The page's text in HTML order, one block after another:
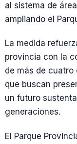
al sistema de
ampliando el
La medida
provincia con la
de más de cuatro
que buscan
un futuro
generaciones.
El Parque